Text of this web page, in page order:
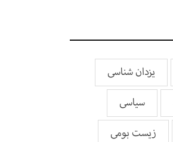
یزدان شناسی
سیاسی
زیست بومی